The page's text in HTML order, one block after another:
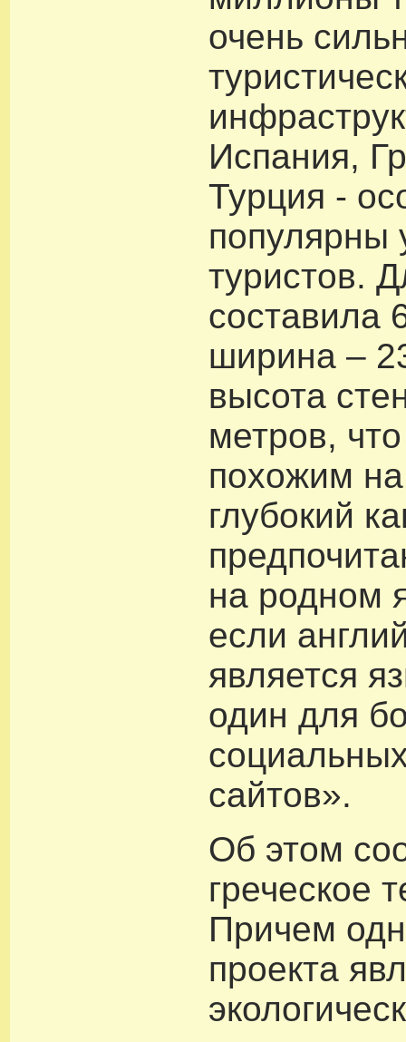
очень
Испания,
Турция -
популярны
туристов.
составила
ширина –
высота
метров,
похожим
глубокий
на родном
если
является
один для
сайтов».
Об этом
греческое
Причем
проекта